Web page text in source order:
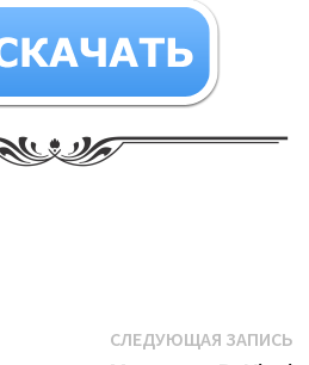
СЛЕДУЮЩАЯ ЗАПИСЬ